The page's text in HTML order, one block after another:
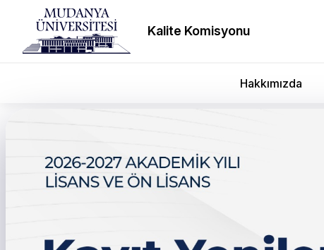
Kalite Komisyonu
Hakkımızda
Sağlık Bilimleri